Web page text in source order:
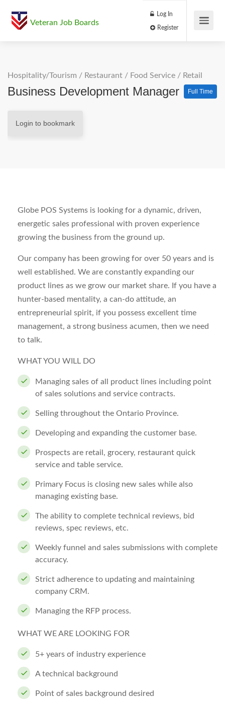
Veteran Job Boards
Log In
Hospitality/Tourism / Restaurant / Food Service / Retail
Business Development Manager Full Time
Login to bookmark
Globe POS Systems is looking for a dynamic, driven,
energetic sales professional with proven experience
growing the business from the ground up.
Our company has been growing for over 50 years and is
well established. We are constantly expanding our
product lines as we grow our market share. If you have a
hunter-based mentality, a can-do attitude, an
entrepreneurial spirit, if you possess excellent time
management, a strong business acumen, then we need
to talk.
WHAT YOU WILL DO
Managing sales of all product lines including point
of sales solutions and service contracts.
Selling throughout the Ontario Province.
Developing and expanding the customer base.
Prospects are retail, grocery, restaurant quick
service and table service.
Primary Focus is closing new sales while also
managing existing base.
The ability to complete technical reviews, bid
reviews, spec reviews, etc.
Weekly funnel and sales submissions with complete
accuracy.
Strict adherence to updating and maintaining
company CRM.
Managing the RFP process.
WHAT WE ARE LOOKING FOR
5+ years of industry experience
A technical background
Point of sales background desired